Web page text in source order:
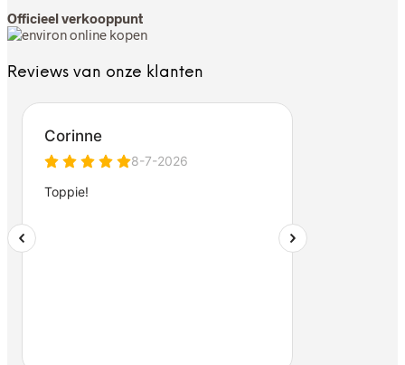
Officieel verkooppunt
Reviews van onze klanten